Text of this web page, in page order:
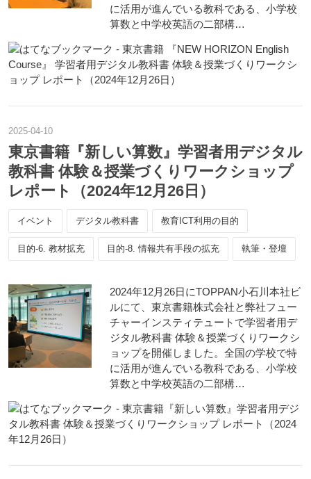
に活用が進んでいる教科である、小学校
算数と中学校英語の二部構…
2025-04-10
東京書籍『新しい算数』学習者用デジタル
教科書 体験＆授業づくりワークショップ
レポート（2024年12月26日）
イベント デジタル教科書 教育ICT利用の目的
目的-6. 教材拡充 目的-8. 情報共有手段の拡充 執筆・登壇
2024年12月26日にTOPPAN小石川本社ビ
ルにて、東京書籍株式会社と弊社フュー
チャーインスティテュートで学習者用デ
ジタル教科書 体験＆授業づくりワークシ
ョップを開催しました。全国の学校で特
に活用が進んでいる教科である、小学校
算数と中学校英語の二部構…